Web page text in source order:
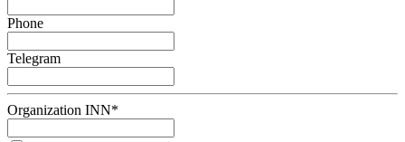
Phone
Telegram
Organization INN*